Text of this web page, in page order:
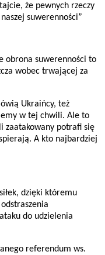
że pewnych rzeczy
suwerenności”
obrona suwerenności to
wobec trwającej za
Ukraińcy, też
w tej chwili. Ale to
zaatakowany potrafi się
A kto najbardziej
dzięki któremu
do udzielenia
referendum ws.